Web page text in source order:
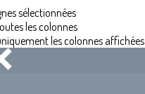
sélectionnées
les colonnes
les colonnes affichées